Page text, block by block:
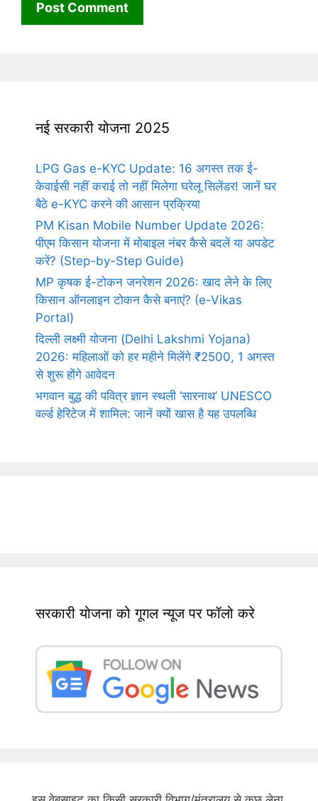
नई सरकारी योजना 2025
LPG Gas e-KYC Update: 16 अगस्त तक ई-
केवाईसी नहीं कराई तो नहीं मिलेगा घरेलू सिलेंडर! जानें घर
बैठे e-KYC करने की आसान प्रक्रिया
PM Kisan Mobile Number Update 2026:
पीएम किसान योजना में मोबाइल नंबर कैसे बदलें या अपडेट
करें? (Step-by-Step Guide)
MP कृषक ई-टोकन जनरेशन 2026: खाद लेने के लिए
किसान ऑनलाइन टोकन कैसे बनाएं? (e-Vikas
Portal)
दिल्ली लक्ष्मी योजना (Delhi Lakshmi Yojana)
2026: महिलाओं को हर महीने मिलेंगे ₹2500, 1 अगस्त
से शुरू होंगे आवेदन
भगवान बुद्ध की पवित्र ज्ञान स्थली ‘सारनाथ’ UNESCO
वर्ल्ड हेरिटेज में शामिल: जानें क्यों खास है यह उपलब्धि
सरकारी योजना को गूगल न्यूज पर फॉलो करे